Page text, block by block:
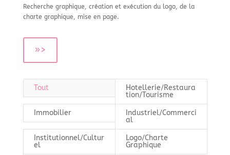
Recherche graphique, création et exécution du logo, de la
charte graphique, mise en page.
»>
Tout
Hotellerie/Restaura
tion/Tourisme
Immobilier
Industriel/Commerci
al
Institutionnel/Cultur
el
Logo/Charte
Graphique